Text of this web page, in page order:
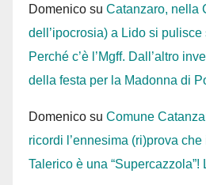
Domenico su Catanzaro, nella
dell’ipocrosia) a Lido si pulisce
Perché c’è l’Mgff. Dall’altro
della festa per la Madonna di
Domenico su Comune
ricordi l’ennesima (ri)prova
Talerico è una